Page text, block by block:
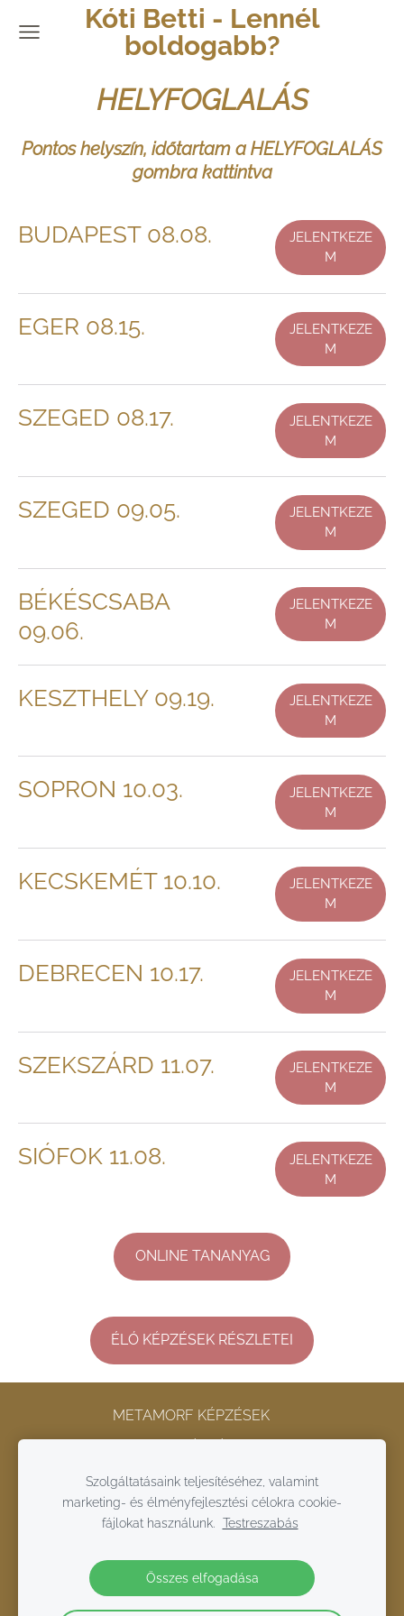
Kóti Betti - Lennél
boldogabb?
HELYFOGLALÁS
Pontos helyszín, időtartam a HELYFOGLALÁS
gombra kattintva
BUDAPEST 08.08.
JELENTKEZE
M
EGER 08.15.
JELENTKEZE
M
SZEGED 08.17.
JELENTKEZE
M
SZEGED 09.05.
JELENTKEZE
M
BÉKÉSCSABA
09.06.
JELENTKEZE
M
KESZTHELY 09.19.
JELENTKEZE
M
SOPRON 10.03.
JELENTKEZE
M
KECSKEMÉT 10.10.
JELENTKEZE
M
DEBRECEN 10.17.
JELENTKEZE
M
SZEKSZÁRD 11.07.
JELENTKEZE
M
SIÓFOK 11.08.
JELENTKEZE
M
ONLINE TANANYAG
ÉLÓ KÉPZÉSEK RÉSZLETEI
METAMORF KÉPZÉSEK
ÁSZF
ADATKEZELÉSI TÁJÉKOZTATÓ
COOKIE-FÁJLOK
2022 LENNELBOLDOGABB.COM
Szolgáltatásaink teljesítéséhez, valamint
marketing- és élményfejlesztési célokra cookie-
fájlokat használunk.
Testreszabás
Összes elfogadása